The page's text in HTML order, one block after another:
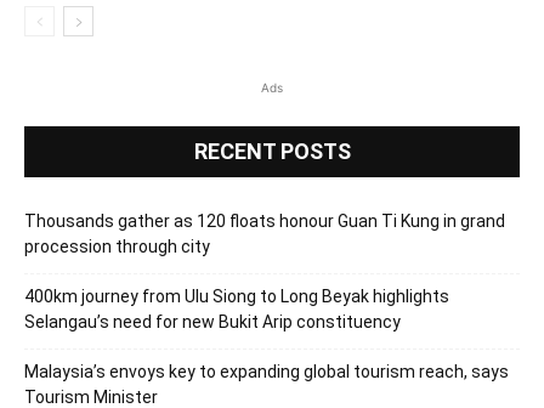
Ads
RECENT POSTS
Thousands gather as 120 floats honour Guan Ti Kung in grand
procession through city
400km journey from Ulu Siong to Long Beyak highlights
Selangau’s need for new Bukit Arip constituency
Malaysia’s envoys key to expanding global tourism reach, says
Tourism Minister